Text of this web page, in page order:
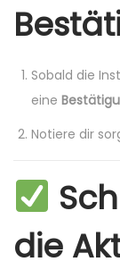
Sobald die
eine
Notiere dir
die